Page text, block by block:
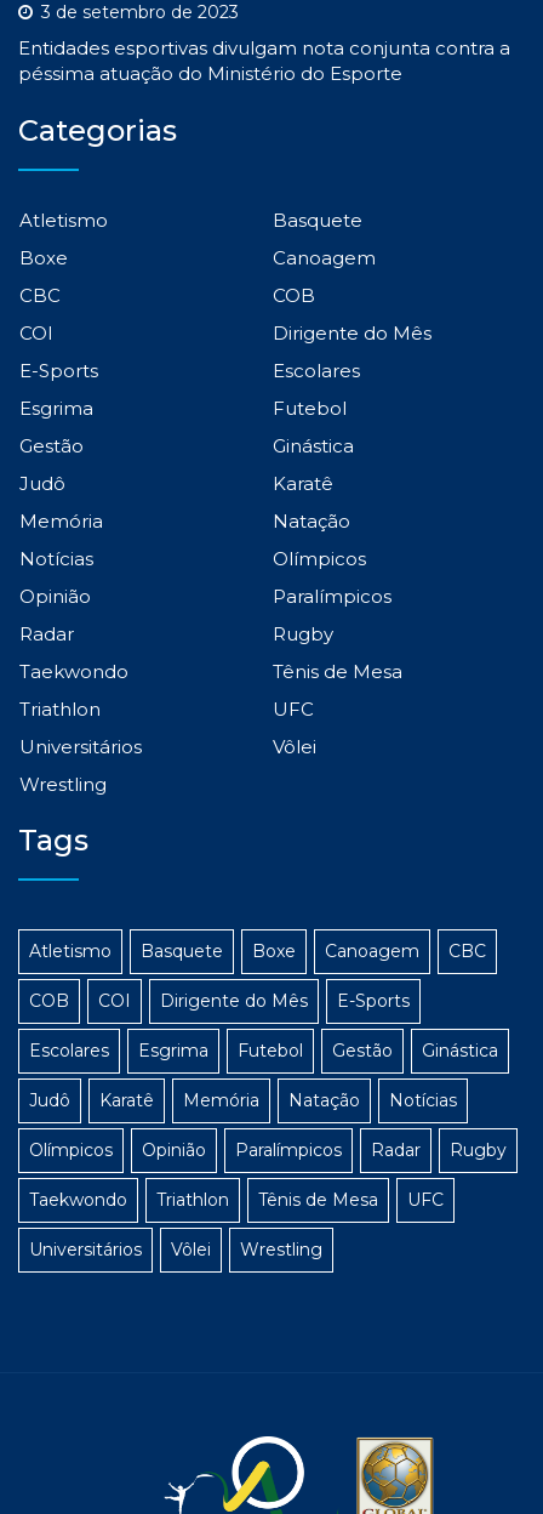
3 de setembro de 2023
Entidades esportivas divulgam nota conjunta contra a
péssima atuação do Ministério do Esporte
Categorias
Atletismo
Basquete
Boxe
Canoagem
CBC
COB
COI
Dirigente do Mês
E-Sports
Escolares
Esgrima
Futebol
Gestão
Ginástica
Judô
Karatê
Memória
Natação
Notícias
Olímpicos
Opinião
Paralímpicos
Radar
Rugby
Taekwondo
Tênis de Mesa
Triathlon
UFC
Universitários
Vôlei
Wrestling
Tags
Atletismo Basquete Boxe Canoagem CBC
COB COI Dirigente do Mês E-Sports
Escolares Esgrima Futebol Gestão Ginástica
Judô Karatê Memória Natação Notícias
Olímpicos Opinião Paralímpicos Radar Rugby
Taekwondo Triathlon Tênis de Mesa UFC
Universitários Vôlei Wrestling